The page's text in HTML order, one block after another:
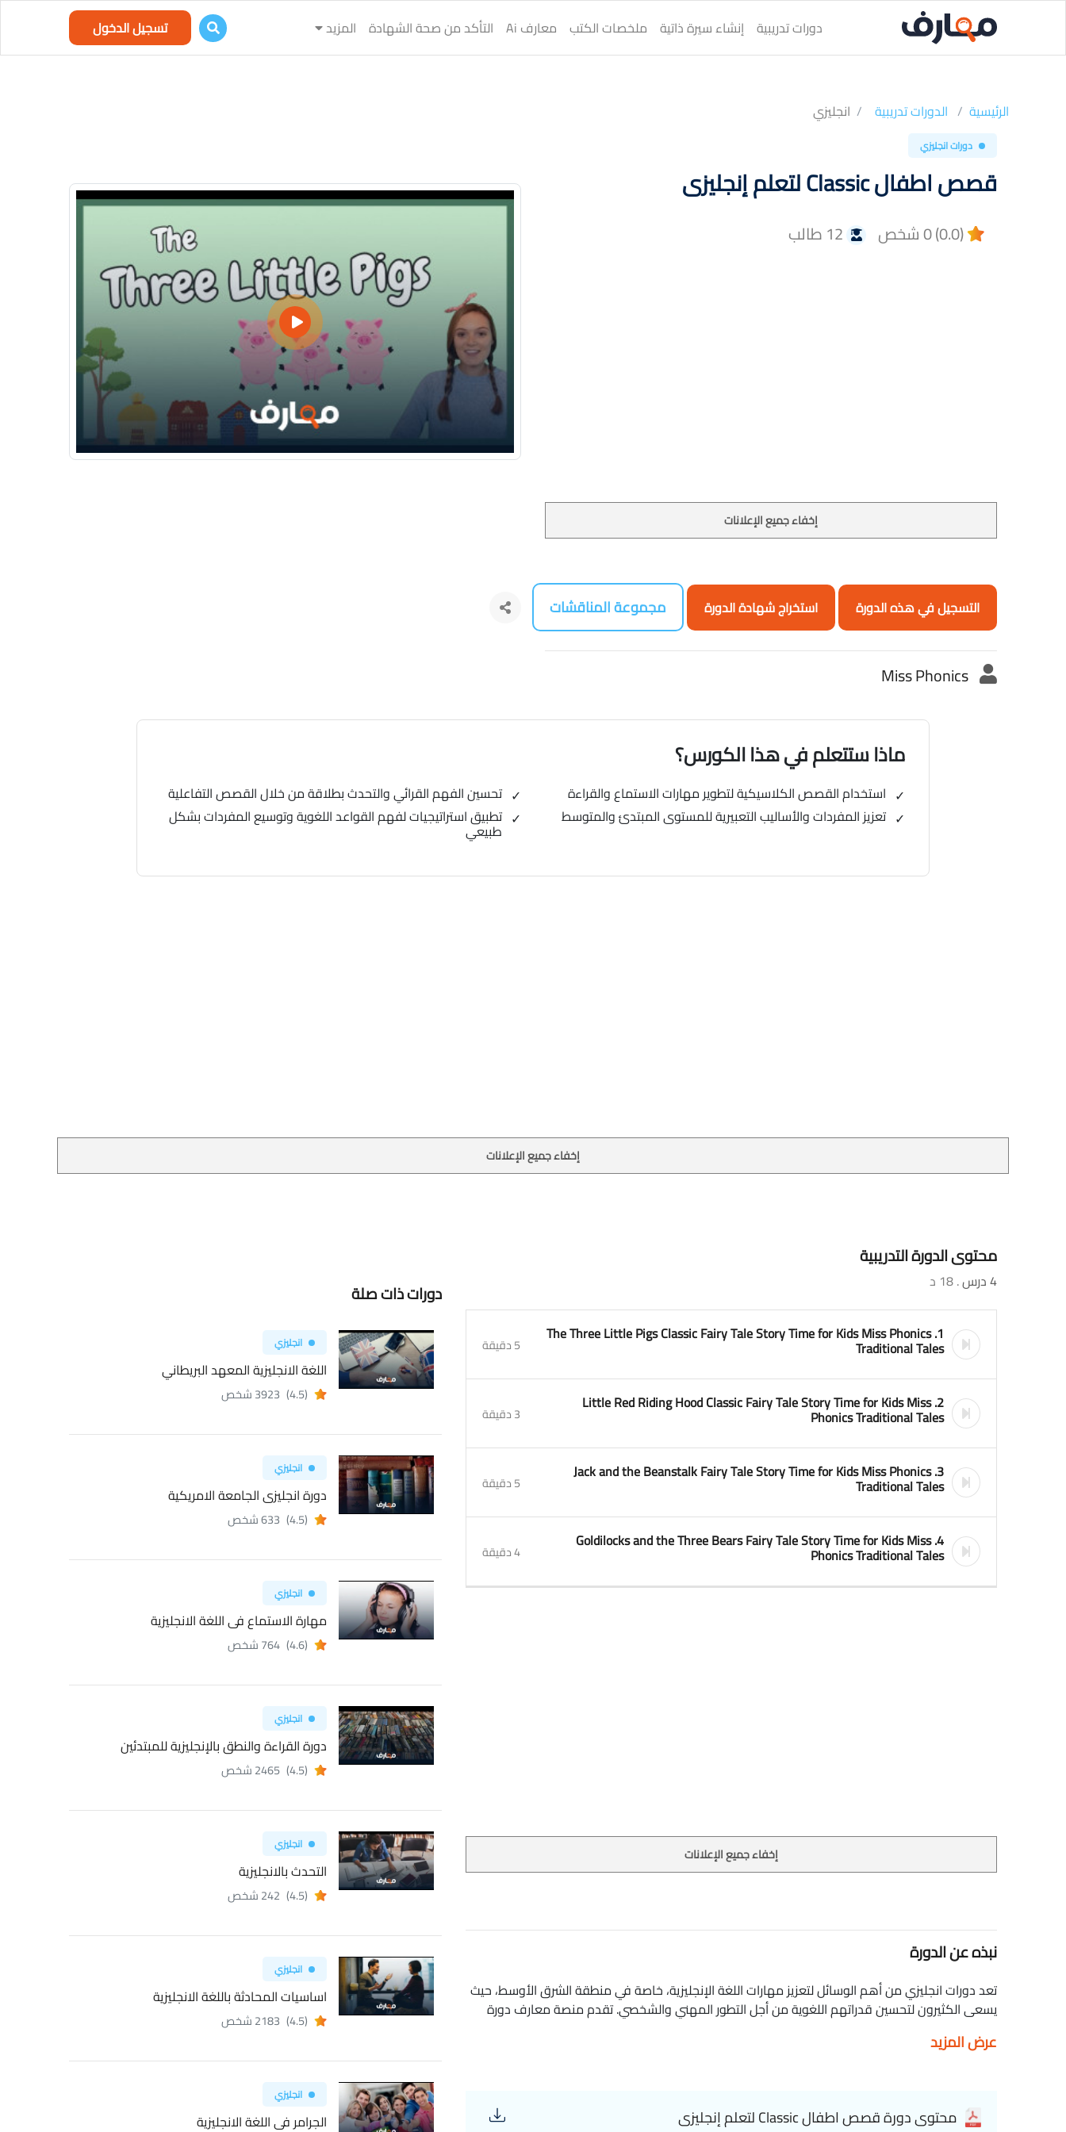
دورات تدريبية إنشاء سيرة ذاتية ملخصات الكتب معارف Ai التأكد من صحة الشهادة المزيد تسجيل الدخول
الرئيسية الدورات تدريبية انجليزي
دورات انجليزي
قصص اطفال Classic لتعلم إنجليزى
(0.0) 0 شخص 12 طالب
إخفاء جميع الإعلانات
التسجيل في هذه الدورة استخراج شهادة الدورة مجموعة المناقشات
Miss Phonics
ماذا ستتعلم في هذا الكورس؟
استخدام القصص الكلاسيكية لتطوير مهارات الاستماع والقراءة
تعزيز المفردات والأساليب التعبيرية للمستوى المبتدئ والمتوسط
تحسين الفهم القرائي والتحدث بطلاقة من خلال القصص التفاعلية
تطبيق استراتيجيات لفهم القواعد اللغوية وتوسيع المفردات بشكل
طبيعي
إخفاء جميع الإعلانات
محتوى الدورة التدريبية
4 درس . 18 د
1. The Three Little Pigs Classic Fairy Tale Story Time for Kids Miss Phonics
Traditional Tales 5 دقيقة
2. Little Red Riding Hood Classic Fairy Tale Story Time for Kids Miss
Phonics Traditional Tales 3 دقيقة
3. Jack and the Beanstalk Fairy Tale Story Time for Kids Miss Phonics
Traditional Tales 5 دقيقة
4. Goldilocks and the Three Bears Fairy Tale Story Time for Kids Miss
Phonics Traditional Tales 4 دقيقة
إخفاء جميع الإعلانات
نبذه عن الدورة
تعد دورات انجليزي من أهم الوسائل لتعزيز مهارات اللغة الإنجليزية، خاصة في منطقة الشرق الأوسط، حيث
يسعى الكثيرون لتحسين قدراتهم اللغوية من أجل التطور المهني والشخصي. تقدم منصة معارف دورة
بأسلوب ممتع وفعال من خلال القصص الكلاسيكية الموجهة للأطفال. هذه الدورة تعتبر خيارًا مثاليًا
ممتعة وشيقة. - مفردات وأساليب تعبير مناسبة للمستوى المبتدئ والمتوسط. - استراتيجيات لتحسين
الفهم القرائي والتحدث بطلاقة. - تطبيقات عملية لتحسين مهارات الاستماع من خلال القصص
عرض المزيد
محتوى دورة قصص اطفال Classic لتعلم إنجليزى
دورات ذات صلة
انجليزي
اللغة الانجليزية المعهد البريطاني
(4.5) 3923 شخص
انجليزي
دورة انجليزى الجامعة الامريكية
(4.5) 633 شخص
انجليزي
مهارة الاستماع فى اللغة الانجليزية
(4.6) 764 شخص
انجليزي
دورة القراءة والنطق بالإنجليزية للمبتدئين
(4.5) 2465 شخص
انجليزي
التحدث بالانجليزية
(4.5) 242 شخص
انجليزي
اساسيات المحادثة باللغة الانجليزية
(4.5) 2183 شخص
انجليزي
الجرامر فى اللغة الانجليزية